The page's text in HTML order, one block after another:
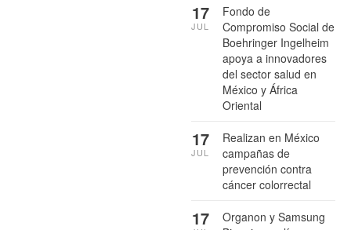
Fondo de
Compromiso Social de
Boehringer Ingelheim
apoya a innovadores
del sector salud en
México y África
Oriental
17
JUL
Realizan en México
campañas de
prevención contra
cáncer colorrectal
17
JUL
Organon y Samsung
17